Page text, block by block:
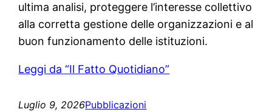
ultima analisi, proteggere l’interesse collettivo
alla corretta gestione delle organizzazioni e al
buon funzionamento delle istituzioni.
Leggi da “Il Fatto Quotidiano”
Luglio 9, 2026Pubblicazioni